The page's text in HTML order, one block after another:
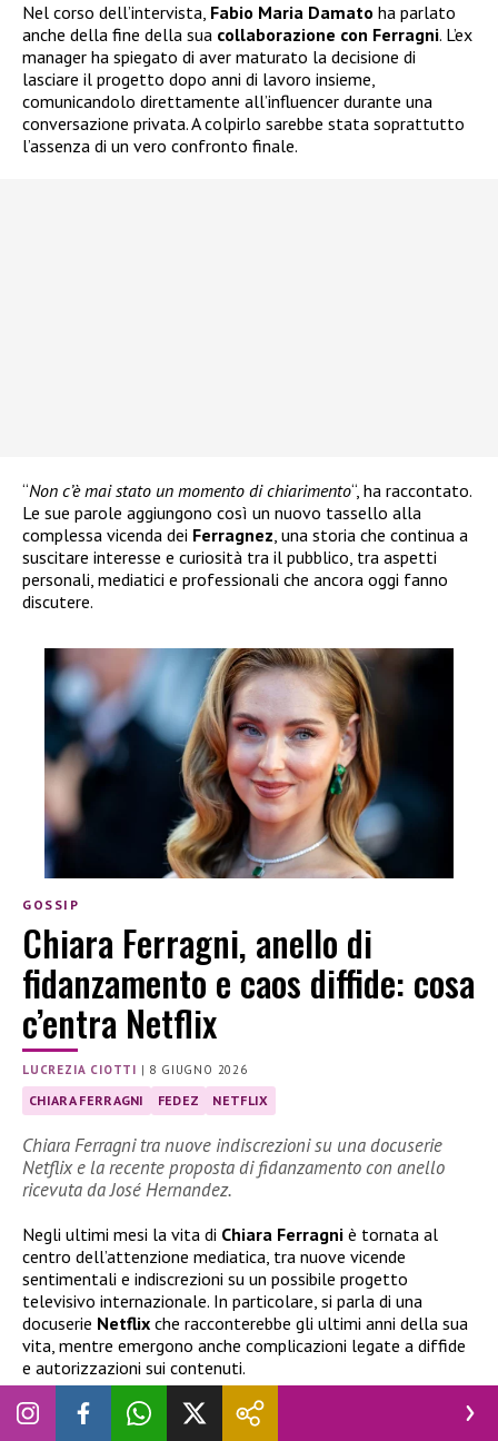
Nel corso dell’intervista, Fabio Maria Damato ha parlato
anche della fine della sua collaborazione con Ferragni. L’ex
manager ha spiegato di aver maturato la decisione di
lasciare il progetto dopo anni di lavoro insieme,
comunicandolo direttamente all’influencer durante una
conversazione privata. A colpirlo sarebbe stata soprattutto
l’assenza di un vero confronto finale.
“Non c’è mai stato un momento di chiarimento“, ha raccontato.
Le sue parole aggiungono così un nuovo tassello alla
complessa vicenda dei Ferragnez, una storia che continua a
suscitare interesse e curiosità tra il pubblico, tra aspetti
personali, mediatici e professionali che ancora oggi fanno
discutere.
GOSSIP
Chiara Ferragni, anello di
fidanzamento e caos diffide: cosa
c’entra Netflix
LUCREZIA CIOTTI | 8 GIUGNO 2026
CHIARA FERRAGNI FEDEZ NETFLIX
Chiara Ferragni tra nuove indiscrezioni su una docuserie
Netflix e la recente proposta di fidanzamento con anello
ricevuta da José Hernandez.
Negli ultimi mesi la vita di Chiara Ferragni è tornata al
centro dell’attenzione mediatica, tra nuove vicende
sentimentali e indiscrezioni su un possibile progetto
televisivo internazionale. In particolare, si parla di una
docuserie Netflix che racconterebbe gli ultimi anni della sua
vita, mentre emergono anche complicazioni legate a diffide
e autorizzazioni sui contenuti.
Chiara Ferragni e Fedez: dalla coppia più